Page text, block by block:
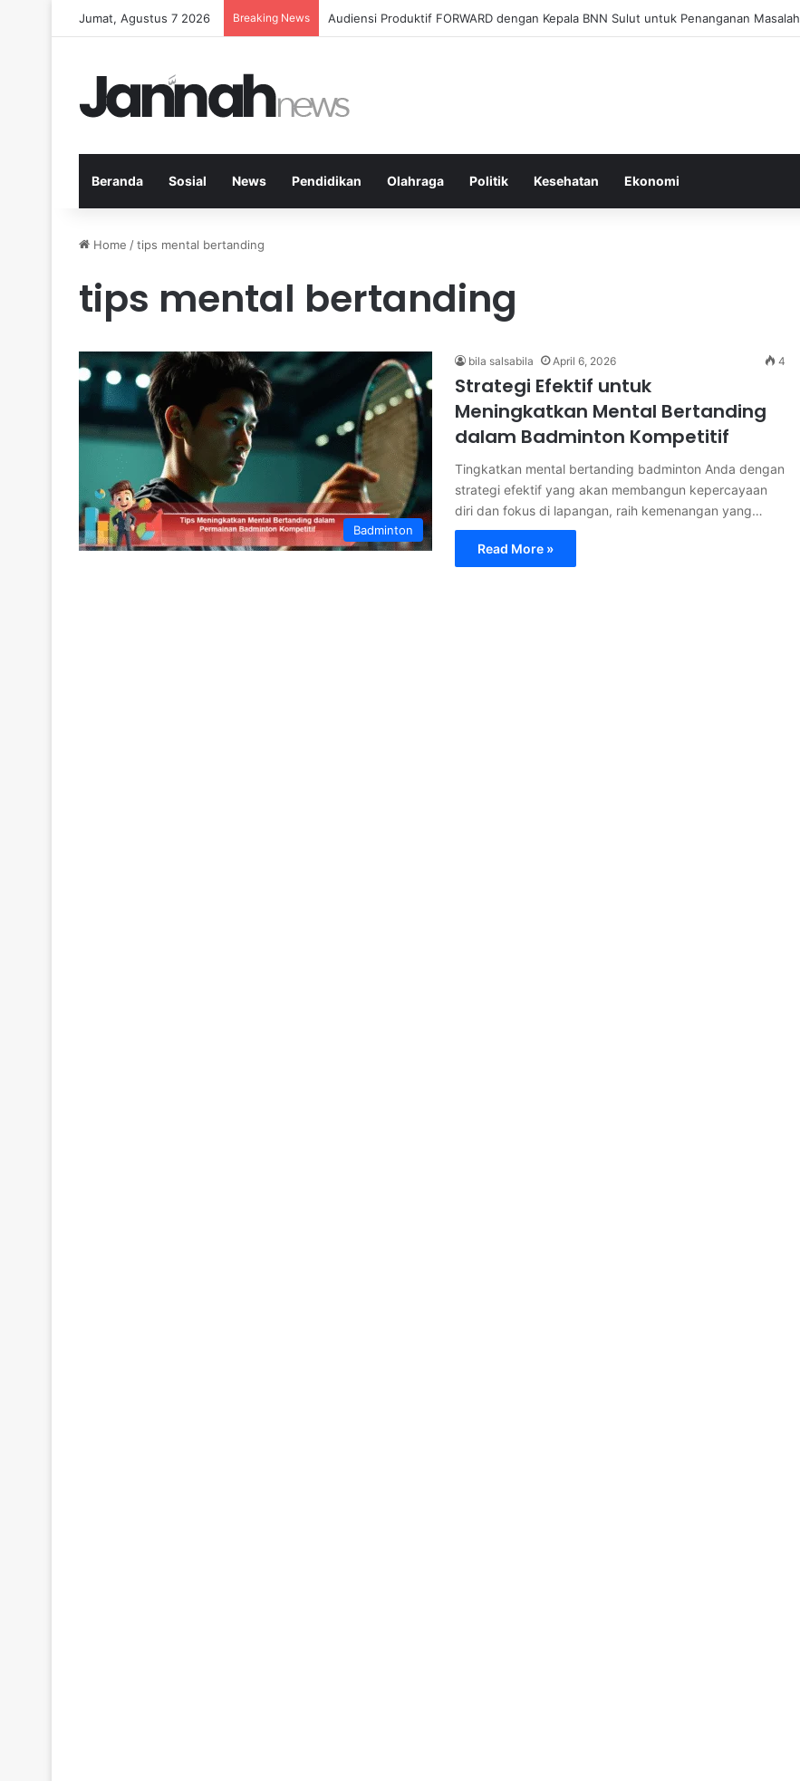
Jumat, Agustus 7 2026 Breaking News Diet Fleksibel Membangun Hubungan Sehat Antara Tubuh dan Makanan Sehari-hari
Beranda Sosial News Pendidikan Olahraga Politik Kesehatan Ekonomi
Home /tips mental bertanding
tips mental bertanding
Badminton
bila salsabila April 6, 2026 4
Strategi Efektif untuk
Meningkatkan Mental Bertanding
dalam Badminton Kompetitif
Tingkatkan mental bertanding badminton Anda dengan
strategi efektif yang akan membangun kepercayaan
diri dan fokus di lapangan, raih kemenangan yang…
Read More »